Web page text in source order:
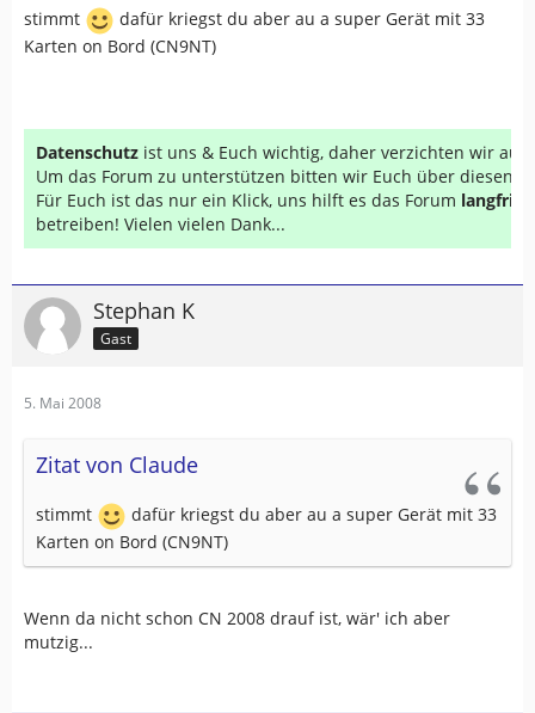
stimmt
dafür kriegst du aber au a super Gerät mit 33
Karten on Bord (CN9NT)
Datenschutz ist uns & Euch wichtig, daher verzichten wir auf
Um das Forum zu unterstützen bitten wir Euch über diesen
Für Euch ist das nur ein Klick, uns hilft es das Forum
betreiben! Vielen vielen Dank...
Stephan K
Gast
5. Mai 2008
Zitat von Claude
stimmt
dafür kriegst du aber au a super Gerät mit 33
Karten on Bord (CN9NT)
Wenn da nicht schon CN 2008 drauf ist, wär' ich aber
mutzig...